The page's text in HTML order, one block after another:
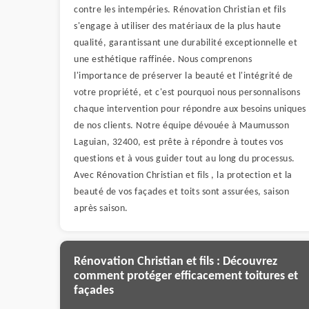
contre les intempéries. Rénovation Christian et fils
s'engage à utiliser des matériaux de la plus haute
qualité, garantissant une durabilité exceptionnelle et
une esthétique raffinée. Nous comprenons
l'importance de préserver la beauté et l'intégrité de
votre propriété, et c'est pourquoi nous personnalisons
chaque intervention pour répondre aux besoins uniques
de nos clients. Notre équipe dévouée à Maumusson
Laguian, 32400, est prête à répondre à toutes vos
questions et à vous guider tout au long du processus.
Avec Rénovation Christian et fils , la protection et la
beauté de vos façades et toits sont assurées, saison
après saison.
Rénovation Christian et fils : Découvrez
comment protéger efficacement toitures et
façades